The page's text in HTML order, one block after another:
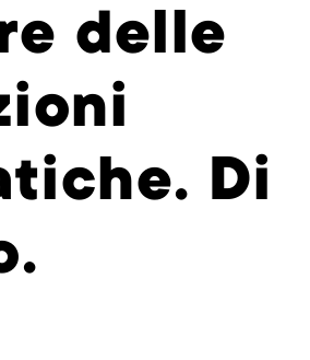
delle
Di